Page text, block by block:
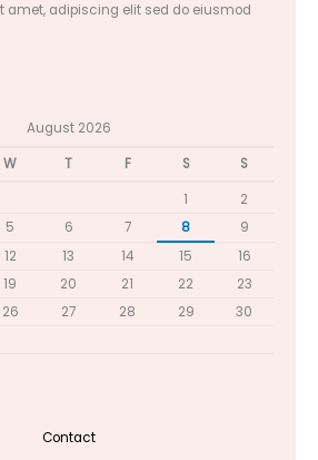
amet, adipiscing elit sed do eiusmod
August 2026
W T F S
S
1
2
5 6 7 8
9
12 13 14 15
16
19 20 21 22
23
26 27 28 29
30
Contact